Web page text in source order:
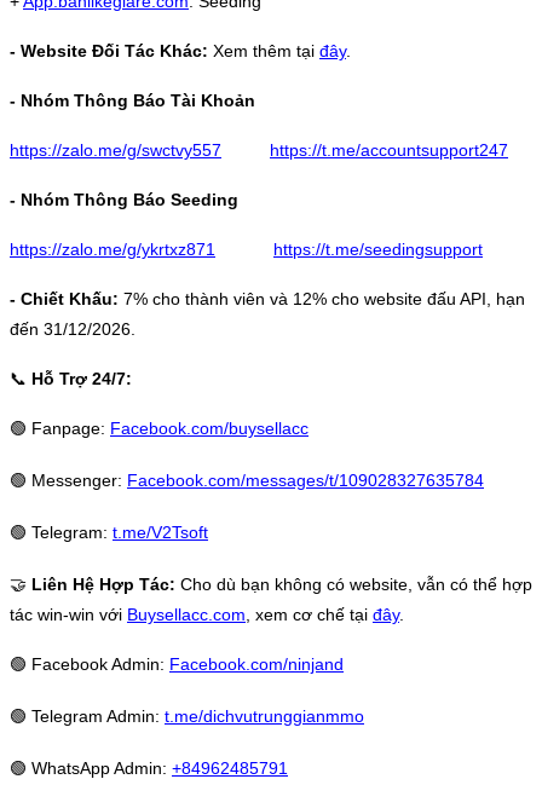
- Website Đối Tác Khác: Xem thêm tại đây.
- Nhóm Thông Báo Tài Khoản
https://zalo.me/g/swctvy557 https://t.me/accountsupport247
- Nhóm Thông Báo Seeding
https://zalo.me/g/ykrtxz871 https://t.me/seedingsupport
- Chiết Khấu: 7% cho thành viên và 12% cho website đấu API, hạn
đến 31/12/2026.
📞 Hỗ Trợ 24/7:
🟢 Fanpage: Facebook.com/buysellacc
🟢 Messenger: Facebook.com/messages/t/109028327635784
🟢 Telegram: t.me/V2Tsoft
🤝 Liên Hệ Hợp Tác: Cho dù bạn không có website, vẫn có thể hợp
tác win-win với Buysellacc.com , xem cơ chế tại đây.
🟢 Facebook Admin: Facebook.com/ninjand
🟢 Telegram Admin: t.me/dichvutrunggianmmo
🟢 WhatsApp Admin: +84962485791